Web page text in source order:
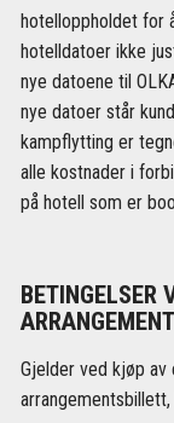
hotelloppholdet for
hotelldatoer ikke
nye datoene til
nye datoer står
kampflytting er
alle kostnader i
på hotell som er
BETINGELSER
Gjelder ved kjøp av